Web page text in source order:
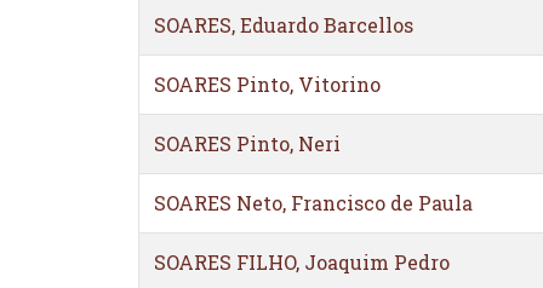
SOARES, Eduardo Barcellos
SOARES Pinto, Vitorino
SOARES Pinto, Neri
SOARES Neto, Francisco de Paula
SOARES FILHO, Joaquim Pedro